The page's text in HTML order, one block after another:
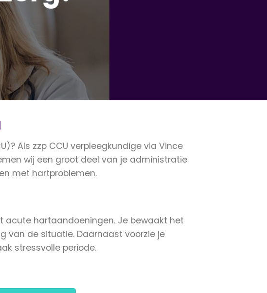
Als zzp CCU verpleegkundige via Vince
wij een groot deel van je administratie
met hartproblemen.
acute hartaandoeningen. Je bewaakt het
van de situatie. Daarnaast voorzie je
stressvolle periode.